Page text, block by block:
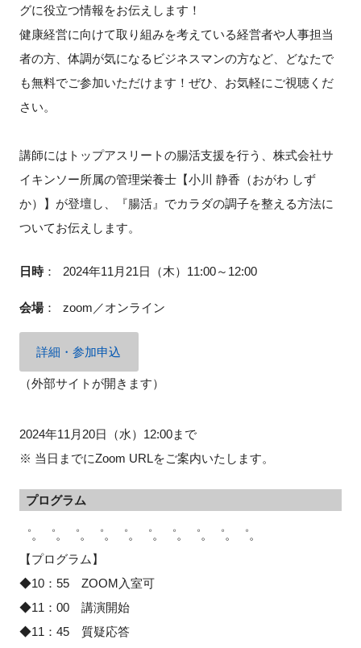
グに役立つ情報をお伝えします！
健康経営に向けて取り組みを考えている経営者や人事担当
者の方、体調が気になるビジネスマンの方など、どなたで
も無料でご参加いただけます！ぜひ、お気軽にご視聴くだ
さい。
講師にはトップアスリートの腸活支援を行う、株式会社サ
イキンソー所属の管理栄養士【小川 静香（おがわ しず
か）】が登壇し、『腸活』でカラダの調子を整える方法に
ついてお伝えします。
日時： 2024年11月21日（木）11:00～12:00
会場： zoom／オンライン
詳細・参加申込
（外部サイトが開きます）
2024年11月20日（水）12:00まで
※ 当日までにZoom URLをご案内いたします。
プログラム
゜。゜。゜。゜。゜。゜。゜。゜。゜。゜。
【プログラム】
◆10：55 ZOOM入室可
◆11：00 講演開始
◆11：45 質疑応答